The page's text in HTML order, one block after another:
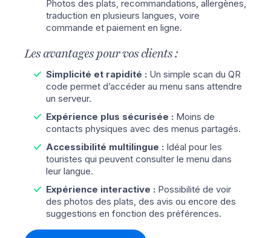
Photos des plats, recommandations, allergènes,
traduction en plusieurs langues, voire
commande et paiement en ligne.
Les avantages pour vos clients :
Simplicité et rapidité : Un simple scan du QR
code permet d’accéder au menu sans attendre
un serveur.
Expérience plus sécurisée : Moins de
contacts physiques avec des menus partagés.
Accessibilité multilingue : Idéal pour les
touristes qui peuvent consulter le menu dans
leur langue.
Expérience interactive : Possibilité de voir
des photos des plats, des avis ou encore des
suggestions en fonction des préférences.